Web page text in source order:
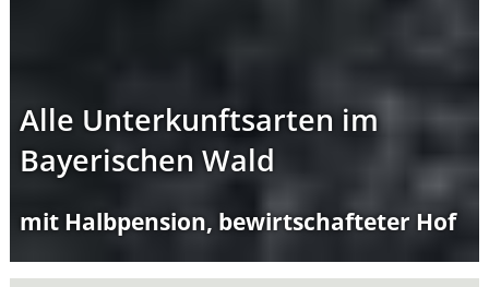
Alle Unterkunftsarten im
Bayerischen Wald
mit Halbpension, bewirtschafteter Hof